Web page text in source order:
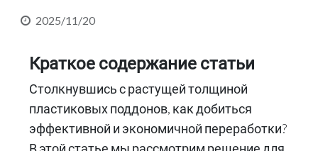
О предприятии
简体中文 English (US)
русский язык Español
2025/11/20
Краткое содержание статьи
Столкнувшись с растущей толщиной
пластиковых поддонов, как добиться
эффективной и экономичной переработки?